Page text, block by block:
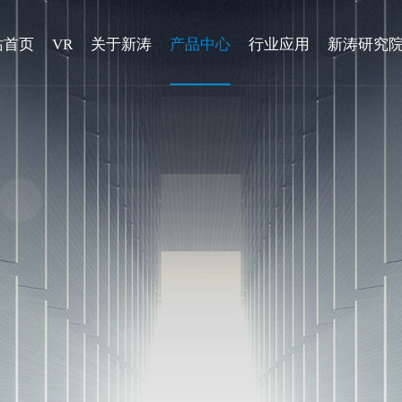
首页 VR 关于新涛 产品中心 行业应用 新涛研究